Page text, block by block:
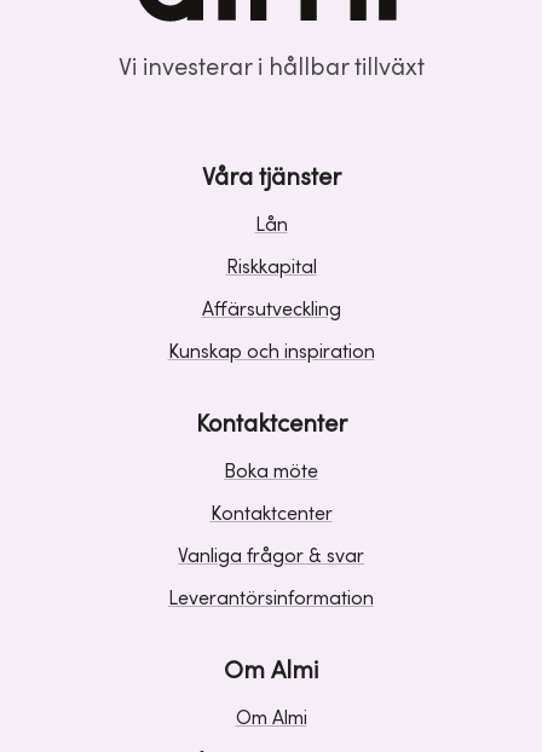
Vi investerar i hållbar tillväxt
Våra tjänster
Lån
Riskkapital
Affärsutveckling
Kunskap och inspiration
Kontaktcenter
Boka möte
Kontaktcenter
Vanliga frågor & svar
Leverantörsinformation
Om Almi
Om Almi